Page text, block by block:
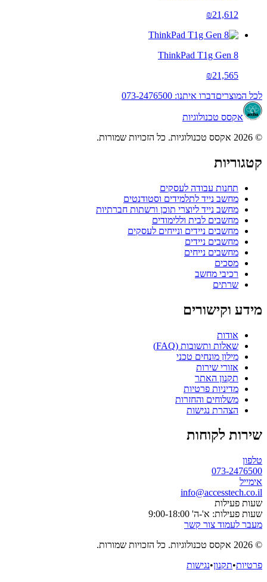
₪21,612
ThinkPad T1g Gen 8
₪21,565
לכל המוצריםדברו איתנו: 073-2476500
אקסס טכנולוגיות
© 2026 אקסס טכנולוגיות. כל הזכויות שמורות.
קטגוריות
תחנות עבודה לעסקים
מחשב נייד לתלמידים וסטודנטים
מחשב נייד ליוצרי תוכן ורשתות חברתיות
מחשבים לבית וללימודים
מחשבים ניידים ונייחים לעסקים
מחשבים ניידים
מחשבים נייחים
מסכים
רכיבי מחשב
שרתים
מידע וקישורים
אודות
שאלות ותשובות (FAQ)
מילון מונחים טכני
אזורי שירות
תקנון האתר
מדיניות פרטיות
משלוחים והחזרות
הצהרת נגישות
שירות לקוחות
טלפון
073-2476500
אימייל
info@accesstech.co.il
שעות פעילות
שעות פעילות: א'-ה' 9:00-18:00
מעבר לעמוד צור קשר
© 2026 אקסס טכנולוגיות. כל הזכויות שמורות.
פרטיות•תקנון•נגישות